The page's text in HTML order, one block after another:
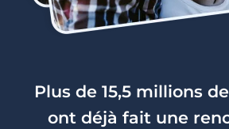
Plus de 15,5 millions
ont déjà fait une